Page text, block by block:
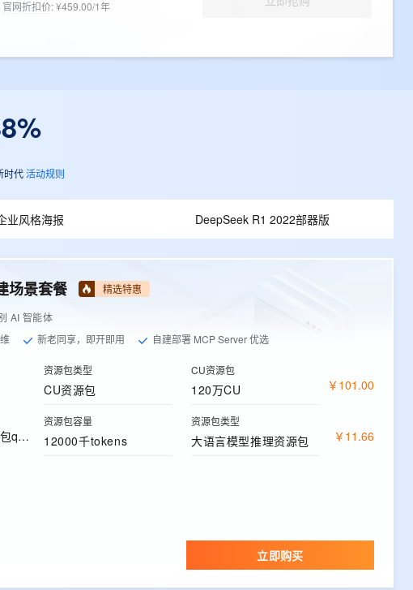
官网折扣价:¥459.00/1年
时代 活动规则
业风格海报 DeepSeek R1 2022部器版
场景套餐 精选特惠
AI 智能体
新老同享，即开即用 自建部署 MCP Server 优选
资源包类型
CU资源包
CU资源包
120万CU ￥ 101 .00
大语言模型推理资源包qwen-plus
资源包容量
12000千tokens
资源包类型
大语言模型推理资源包 ￥ 11 .66
立即购买